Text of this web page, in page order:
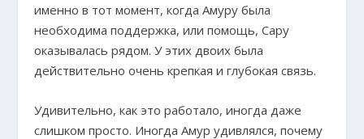
именно в тот момент, когда Амуру была
необходима поддержка, или помощь, Сару
оказывалась рядом. У этих двоих была
действительно очень крепкая и глубокая связь.
Удивительно, как это работало, иногда даже
слишком просто. Иногда Амур удивлялся, почему